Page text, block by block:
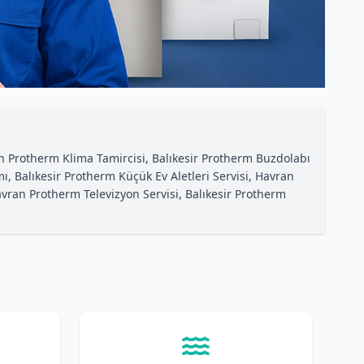
Klima Tamircisi, Balıkesir Protherm Buzdolabı
Balıkesir Protherm Küçük Ev Aletleri Servisi, Havran
Protherm Televizyon Servisi, Balıkesir Protherm